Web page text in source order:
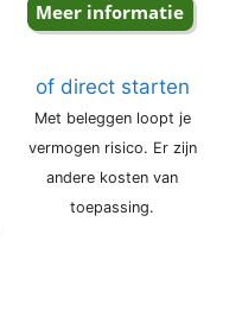
of direct starten
Met beleggen loopt je
vermogen risico. Er zijn
andere kosten van
toepassing.